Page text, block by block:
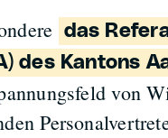
das
des Kantons
von